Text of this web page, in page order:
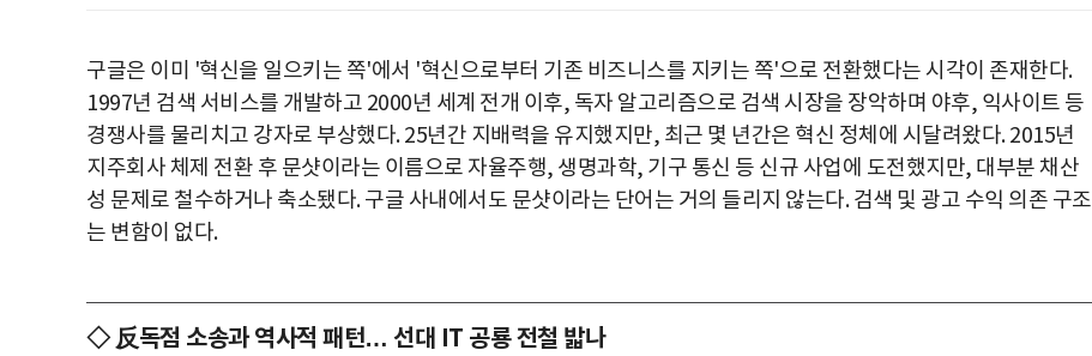
구글은 이미 '혁신을 일으키는 쪽'에서 '혁신으로부터 기존 비즈니스를 지키는 쪽'으로 전환했다는 시각이 존재한다.
1997년 검색 서비스를 개발하고 2000년 세계 전개 이후, 독자 알고리즘으로 검색 시장을 장악하며 야후, 익사이트 등
경쟁사를 물리치고 강자로 부상했다. 25년간 지배력을 유지했지만, 최근 몇 년간은 혁신 정체에 시달려왔다. 2015년
지주회사 체제 전환 후 문샷이라는 이름으로 자율주행, 생명과학, 기구 통신 등 신규 사업에 도전했지만, 대부분 채산
성 문제로 철수하거나 축소됐다. 구글 사내에서도 문샷이라는 단어는 거의 들리지 않는다. 검색 및 광고 수익 의존 구조
는 변함이 없다.
◇ 反독점 소송과 역사적 패턴… 선대 IT 공룡 전철 밟나